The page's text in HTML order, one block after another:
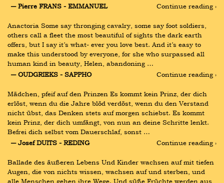
― Pierre FRANS - EMMANUEL
Continue reading ›
Anactoria Some say thronging cavalry, some say foot soldiers,
others call a fleet the most beautiful of sights the dark earth
offers, but I say it’s what- ever you love best. And it’s easy to
make this understood by everyone, for she who surpassed all
human kind in beauty, Helen, abandoning …
― OUDGRIEKS - SAPPHO
Continue reading ›
Mädchen, pfeif auf den Prinzen Es kommt kein Prinz, der dich
erlöst, wenn du die Jahre blöd verdöst, wenn du den Verstand
nicht übst, das Denken stets auf morgen schiebst. Es kommt
kein Prinz, der dich umfängt, von nun an deine Schritte lenkt.
Befrei dich selbst vom Dauerschlaf, sonst …
― Josef DUITS - REDING
Continue reading ›
Ballade des äußeren Lebens Und Kinder wachsen auf mit tiefen
Augen, die von nichts wissen, wachsen auf und sterben, und
alle Menschen gehen ihre Wege. Und süße Früchte werden aus